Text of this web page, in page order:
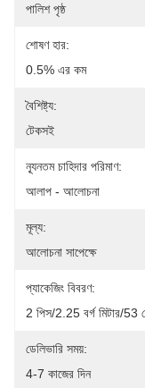
পালিশ পৃষ্ঠ
শোষণ হার:
0.5% এর কম
বৈশিষ্ট্য:
টেকসই
ন্যূনতম চাহিদার পরিমাণ:
আলাপ - আলোচনা
মূল্য:
আলোচনা সাপেক্ষে
প্যাকেজিং বিবরণ:
2 পিস/2.25 বর্গ মিটার/53
ডেলিভারি সময়:
4-7 কাজের দিন